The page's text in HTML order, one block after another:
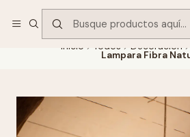
Inicio Todos Decoración
Lampara Fibra